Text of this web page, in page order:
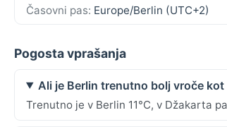
Časovni pas: Europe/Berlin (UTC+2)
Pogosta vprašanja
Ali je Berlin trenutno bolj vroče kot
Trenutno je v Berlin 11°C, v Džakarta